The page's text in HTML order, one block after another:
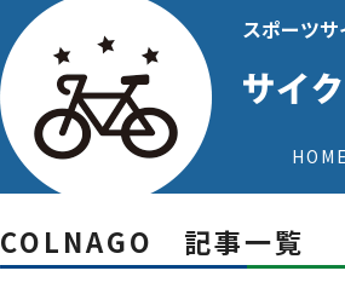
スポーツ
HOME
COLNAGO 記事一覧